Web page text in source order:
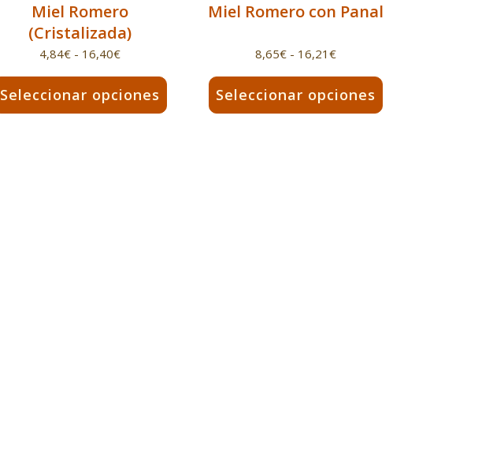
Miel Romero
(Cristalizada)
4,84€ - 16,40€Rango
de
precios:
desde
Seleccionar opciones
Miel Romero con Panal
8,65€ - 16,21€Rango
de
precios:
desde
Seleccionar opciones